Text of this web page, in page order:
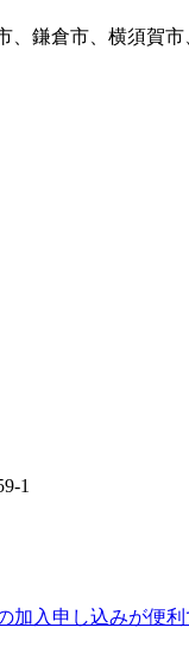
、鎌倉市、横須賀
1